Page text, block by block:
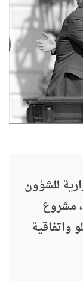
للشؤون
مشروع
واتفاقية